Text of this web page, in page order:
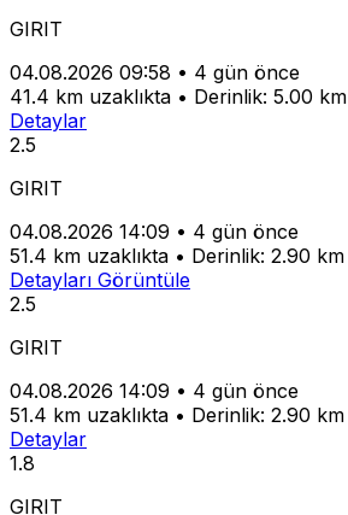
GIRIT
04.08.2026 09:58 • 4 gün önce
41.4 km uzaklıkta • Derinlik: 5.00 km
Detaylar
2.5
GIRIT
04.08.2026 14:09 • 4 gün önce
51.4 km uzaklıkta • Derinlik: 2.90 km
Detayları Görüntüle
2.5
GIRIT
04.08.2026 14:09 • 4 gün önce
51.4 km uzaklıkta • Derinlik: 2.90 km
Detaylar
1.8
GIRIT